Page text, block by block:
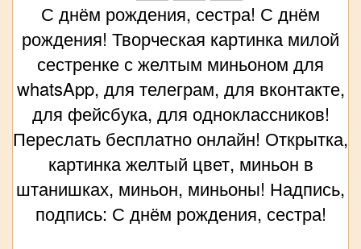
С днём рождения, сестра! С днём
рождения! Творческая картинка милой
сестренке с желтым миньоном для
whatsApp, для телеграм, для вконтакте,
для фейсбука, для одноклассников!
Переслать бесплатно онлайн! Открытка,
картинка желтый цвет, миньон в
штанишках, миньон, миньоны! Надпись,
подпись: С днём рождения, сестра!